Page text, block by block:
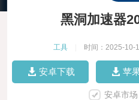
黑洞加速器
工具 时间：2025-10-
安卓下载 苹
安卓市